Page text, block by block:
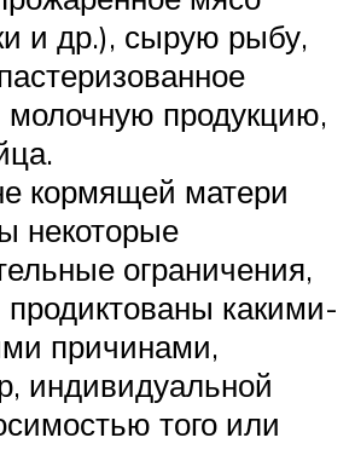
и др.), сырую рыбу,
молочную продукцию,
кормящей матери
некоторые
ограничения,
какими-
причинами,
индивидуальной
того или